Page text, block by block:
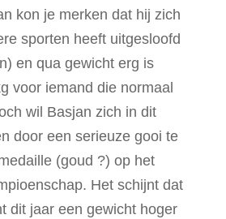
kon je merken dat hij zich
sporten heeft uitgesloofd
en qua gewicht erg is
voor iemand die normaal
wil Basjan zich in dit
door een serieuze gooi te
(goud ?) op het
Het schijnt dat
dit jaar een gewicht hoger